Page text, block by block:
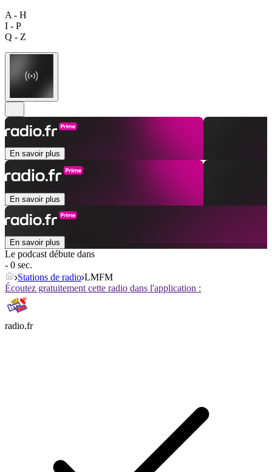
A - H
I - P
Q - Z
En savoir plus
En savoir plus
En savoir plus
Le podcast débute dans
- 0 sec.
Stations de radio LMFM
Écoutez gratuitement cette radio dans l'application :
radio.fr